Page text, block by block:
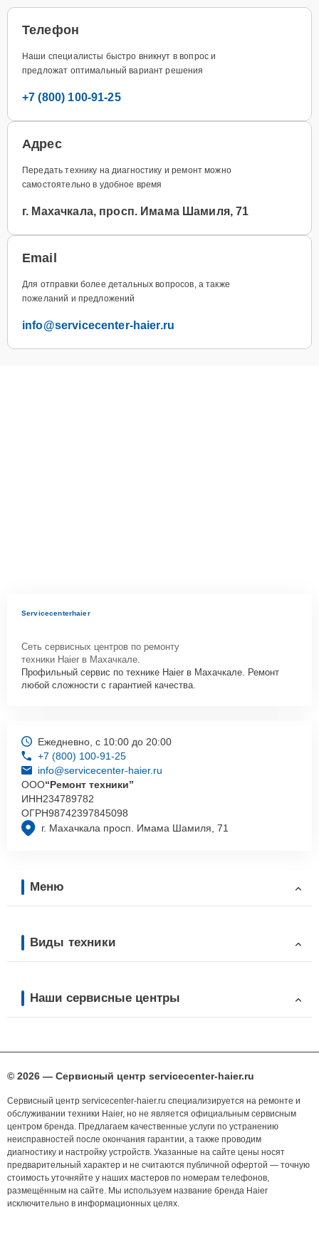
Телефон
Наши специалисты быстро вникнут в вопрос и
предложат оптимальный вариант решения
+7 (800) 100-91-25
Адрес
Передать технику на диагностику и ремонт можно
самостоятельно в удобное время
г. Махачкала, просп. Имама Шамиля, 71
Email
Для отправки более детальных вопросов, а также
пожеланий и предложений
info@servicecenter-haier.ru
Servicecenterhaier
Сеть сервисных центров по ремонту
техники Haier в Махачкале.
Профильный сервис по технике Haier в Махачкале. Ремонт
любой сложности с гарантией качества.
г. Махачкала просп. Имама Шамиля, 71
Ежедневно, с 10:00 до 20:00
+7 (800) 100-91-25
info@servicecenter-haier.ru
ООО“Ремонт техники”
ИНН234789782
ОГРН98742397845098
Меню
Виды техники
Наши сервисные центры
© 2026 — Сервисный центр servicecenter-haier.ru
Сервисный центр servicecenter-haier.ru специализируется на ремонте и
обслуживании техники Haier, но не является официальным сервисным
центром бренда. Предлагаем качественные услуги по устранению
неисправностей после окончания гарантии, а также проводим
диагностику и настройку устройств. Указанные на сайте цены носят
предварительный характер и не считаются публичной офертой — точную
стоимость уточняйте у наших мастеров по номерам телефонов,
размещённым на сайте. Мы используем название бренда Haier
исключительно в информационных целях.